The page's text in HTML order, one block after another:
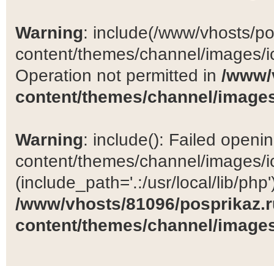
Warning: include(/www/vhosts/
content/themes/channel/
Operation not permitted in /
content/themes/channel/
Warning: include(): Failed
content/themes/channel/images/
(include_path='.:/usr/local/lib/
/www/vhosts/81096/
content/themes/channel/